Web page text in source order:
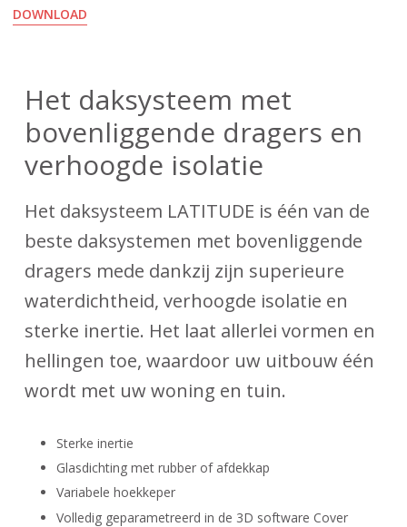
DOWNLOAD
Het daksysteem met
bovenliggende dragers en
verhoogde isolatie
Het daksysteem LATITUDE is één van de
beste daksystemen met bovenliggende
dragers mede dankzij zijn superieure
waterdichtheid, verhoogde isolatie en
sterke inertie. Het laat allerlei vormen en
hellingen toe, waardoor uw uitbouw één
wordt met uw woning en tuin.
Sterke inertie
Glasdichting met rubber of afdekkap
Variabele hoekkeper
Volledig geparametreerd in de 3D software Cover